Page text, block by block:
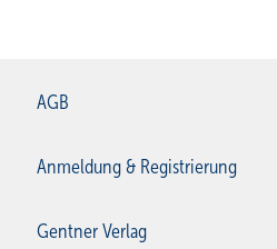
AGB
Anmeldung & Registrierung
Gentner Verlag